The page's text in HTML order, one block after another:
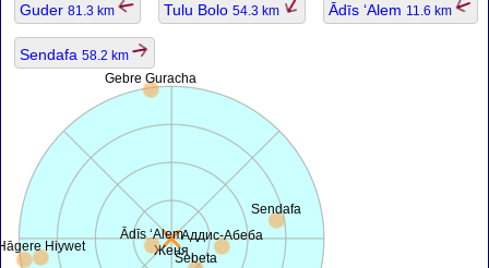
Guder 81.3 km Tulu Bolo 54.3 km Ādīs ‘Alem 11.6 km
Sendafa 58.2 km
Женя
Аддис-Абеба
Hiywet
Sebeta
Gebre Guracha
Ādīs ‘Alem
Sendafa